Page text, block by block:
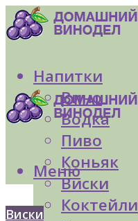
Напитки
Вино
Водка
Пиво
Коньяк
Виски
Коктейли
Меню
Виски